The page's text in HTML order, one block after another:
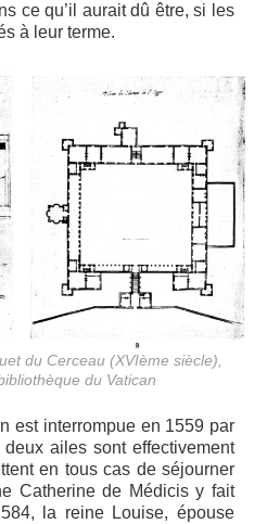
ce qu’il aurait dû être, si les
à leur terme.
du Cerceau (XVIème siècle),
du Vatican
est interrompue en 1559 par
ailes sont effectivement
en tous cas de séjourner
Catherine de Médicis y fait
la reine Louise, épouse